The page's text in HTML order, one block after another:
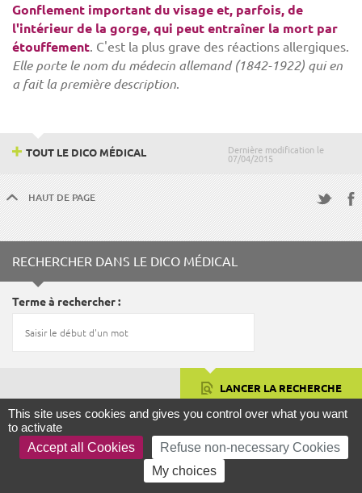
Gonflement important du visage et, parfois, de
l'intérieur de la gorge, qui peut entraîner la mort par
étouffement. C'est la plus grave des réactions allergiques.
Elle porte le nom du médecin allemand (1842-1922) qui en
a fait la première description.
Dernière modification le
07/04/2015
TOUT LE DICO MÉDICAL
HAUT DE PAGE
RECHERCHER DANS LE DICO MÉDICAL
Terme à rechercher
LANCER LA RECHERCHE
FOCUS
This site uses cookies and gives you control over what you want
to activate
Accept all Cookies
Refuse non-necessary Cookies
My choices